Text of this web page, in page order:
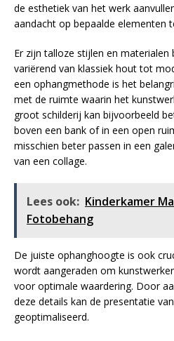
de esthetiek van het werk
aandacht op bepaalde elementen
Er zijn talloze stijlen en materialen
variërend van klassiek hout tot
een ophangmethode is het
met de ruimte waarin het
groot schilderij kan bijvoorbeeld
boven een bank of in een open
misschien beter passen in een
van een collage.
Lees ook: Kinderkamer
Fotobehang
De juiste ophanghoogte is ook
wordt aangeraden om
voor optimale waardering. Door
deze details kan de presentatie
geoptimaliseerd.